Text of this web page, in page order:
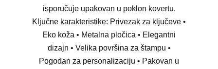
isporučuje upakovan u poklon kovertu.
Ključne karakteristike: Privezak za ključeve •
Eko koža • Metalna pločica • Elegantni
dizajn • Velika površina za štampu •
Pogodan za personalizaciju • Pakovan u